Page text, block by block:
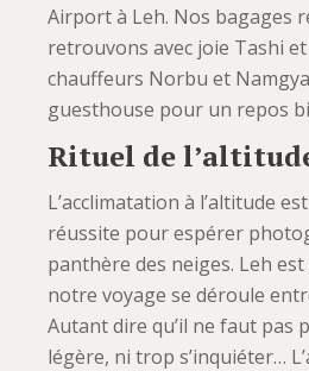
Airport à Leh. Nos bagages
retrouvons avec joie Tashi
chauffeurs Norbu et
guesthouse pour un repos
Rituel de
L’acclimatation à l’altitude
réussite pour espérer
panthère des neiges. Leh
notre voyage se déroule
Autant dire qu’il ne faut pas
légère, ni trop s’inquiéter…